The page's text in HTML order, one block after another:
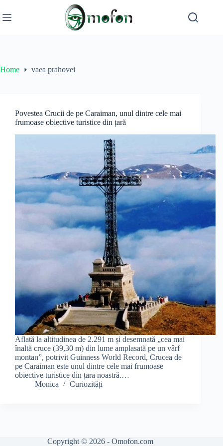
to
content
Home vaea prahovei
Povestea Crucii de pe Caraiman, unul dintre cele mai
frumoase obiective turistice din țară
Aflată la altitudinea de 2.291 m și desemnată „cea mai
înaltă cruce (39,30 m) din lume amplasată pe un vârf
montan”, potrivit Guinness World Record, Crucea de
pe Caraiman este unul dintre cele mai frumoase
obiective turistice din țara noastră.…
Monica
Curiozități
Copyright © 2026 - Omofon.com